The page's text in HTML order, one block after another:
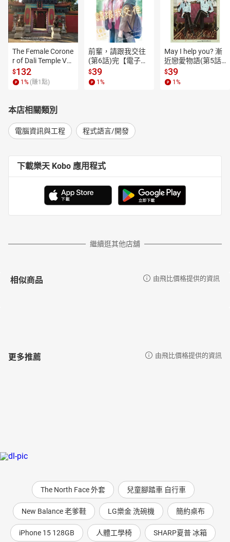
The Female Corone
r of Dali Temple Vo
l.6【有聲書】
$132
1 % (賺1 點)
前輩，請跟我交往
(第6話)完【電子
書】
$39
1 %
May I help you? 漸
近戀愛物語(第5話)
【電子書】
$39
1 %
本店相關類別
電腦資訊與工程 程式語言/開發
下載樂天 Kobo 應用程式
繼續逛其他店舖
相似商品 由飛比價格提供的資訊
更多推薦 由飛比價格提供的資訊
The North Face 外套 兒童腳踏車 自行車
New Balance 老爹鞋 LG樂金 洗碗機 簡約桌布
iPhone 15 128GB 人體工學椅 SHARP夏普 冰箱